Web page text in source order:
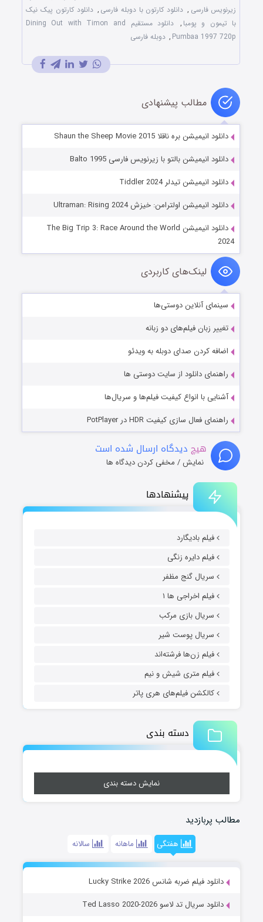
پیشنهادها
فیلم بادیگارد
فیلم دایره زنگی
سریال گنج مظفر
فیلم اخراجی ها ۱
سریال بازی مرکب
سریال پوست شیر
فیلم زن‌ها فرشته‌اند
فیلم متری شیش و نیم
کالکشن فیلم‌های هری پاتر
دسته بندی
نمایش دسته بندی
مطالب پربازدید
هفتگی ماهانه سالانه
دانلود فیلم ضربه شانس Lucky Strike 2026
دانلود سریال تد لاسو Ted Lasso 2020-2026
زیرنویس فارسی , دانلود کارتون با دوبله فارسی , دانلود کارتون پیک نیک
با تیمون و پومبا ,
دانلود مستقیم Dining Out with Timon and
Pumbaa 1997 720p
, دوبله فارسی
مطالب پیشنهادی
دانلود انیمیشن بره ناقلا Shaun the Sheep Movie 2015
دانلود انیمیشن بالتو با زیرنویس فارسی Balto 1995
دانلود انیمیشن تیدلر Tiddler 2024
دانلود انیمیشن اولترامن: خیزش Ultraman: Rising 2024
دانلود انیمیشن The Big Trip 3: Race Around the World
2024
لینک‌های کاربردی
سینمای آنلاین دوستی‌ها
تغییر زبان فیلم‌های دو زبانه
اضافه کردن صدای دوبله به ویدئو
راهنمای دانلود از سایت دوستی ها
آشنایی با انواع کیفیت فیلم‌ها و سریال‌ها
راهنمای فعال سازی کیفیت HDR در PotPlayer
هیچ دیدگاه ارسال شده است
نمایش / مخفی کردن دیدگاه ها